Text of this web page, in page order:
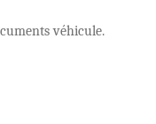
véhicule.